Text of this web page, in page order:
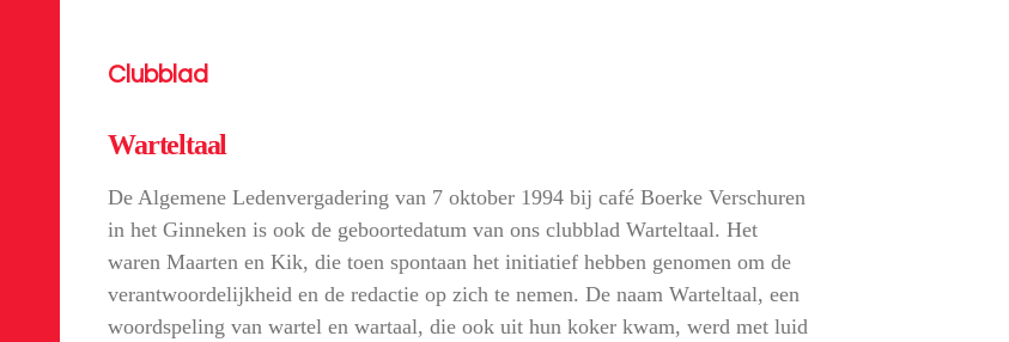
Clubblad
Warteltaal
De Algemene Ledenvergadering van 7 oktober 1994 bij café Boerke Verschuren
in het Ginneken is ook de geboortedatum van ons clubblad Warteltaal. Het
waren Maarten en Kik, die toen spontaan het initiatief hebben genomen om de
verantwoordelijkheid en de redactie op zich te nemen. De naam Warteltaal, een
woordspeling van wartel en wartaal, die ook uit hun koker kwam, werd met luid